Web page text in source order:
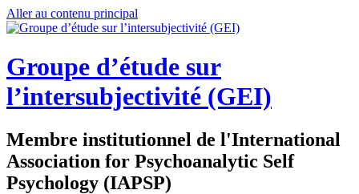
Aller au contenu principal
Groupe d’étude sur
l’intersubjectivité (GEI)
Membre institutionnel de l'International
Association for Psychoanalytic Self
Psychology (IAPSP)